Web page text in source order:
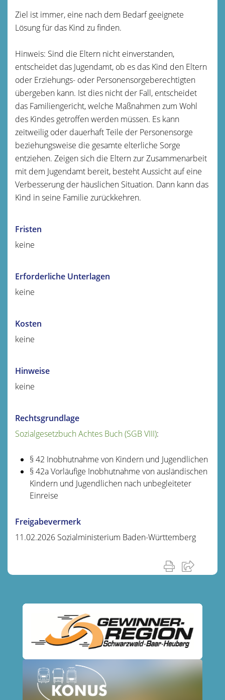
Ziel ist immer, eine nach dem Bedarf geeignete
Lösung für das Kind zu finden.
Hinweis: Sind die Eltern nicht einverstanden,
entscheidet das Jugendamt, ob es das Kind den Eltern
oder Erziehungs- oder Personensorgeberechtigten
übergeben kann. Ist dies nicht der Fall, entscheidet
das Familiengericht, welche Maßnahmen zum Wohl
des Kindes getroffen werden müssen. Es kann
zeitweilig oder dauerhaft Teile der Personensorge
beziehungsweise die gesamte elterliche Sorge
entziehen. Zeigen sich die Eltern zur Zusammenarbeit
mit dem Jugendamt bereit, besteht Aussicht auf eine
Verbesserung der häuslichen Situation. Dann kann das
Kind in seine Familie zurückkehren.
Fristen
keine
Erforderliche Unterlagen
keine
Kosten
keine
Hinweise
keine
Rechtsgrundlage
Sozialgesetzbuch Achtes Buch (SGB VIII):
§ 42 Inobhutnahme von Kindern und Jugendlichen
§ 42a Vorläufige Inobhutnahme von ausländischen
Kindern und Jugendlichen nach unbegleiteter
Einreise
Freigabevermerk
11.02.2026 Sozialministerium Baden-Württemberg